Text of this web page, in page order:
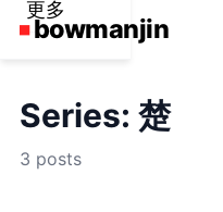
更多
Series: 楚
3 posts